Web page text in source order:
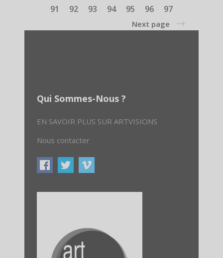
91
92 93 94 95 96 97
Next page
Qui Sommes-Nous ?
EN SAVOIR PLUS SUR ARTVISIONS
Nous contacter